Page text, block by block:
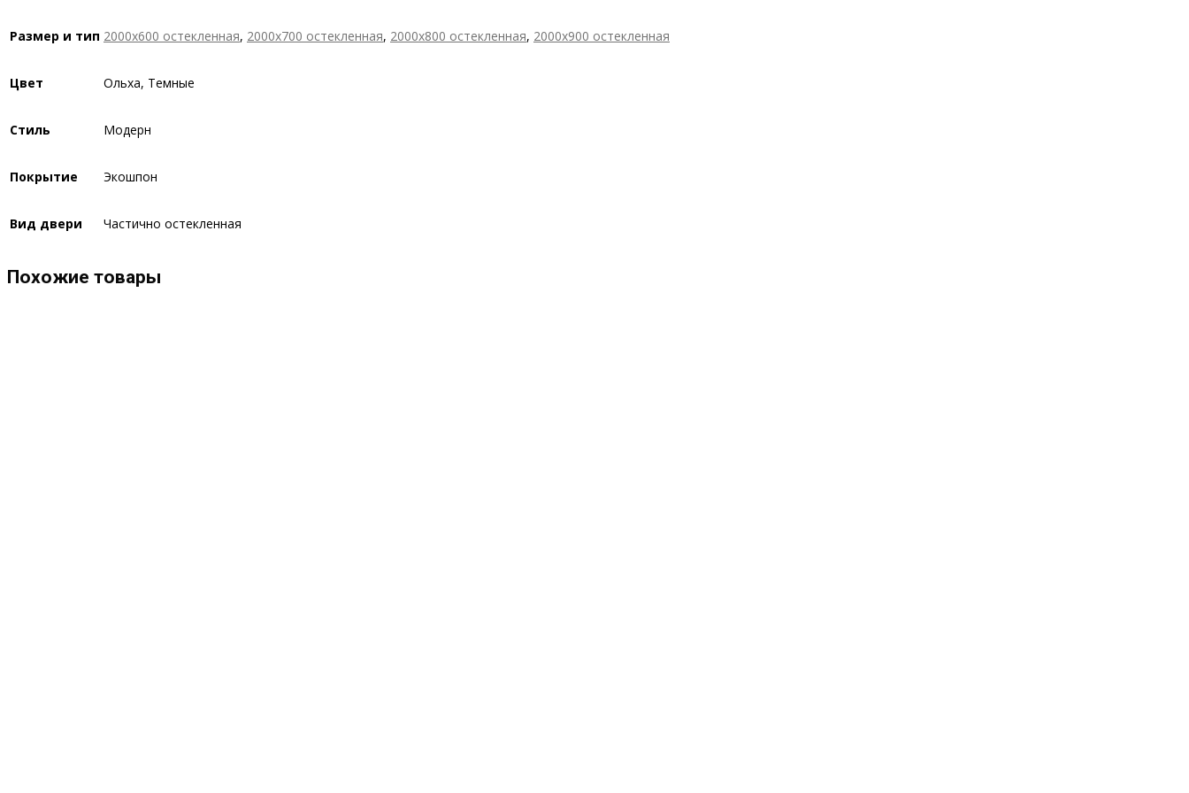
Размер и тип 2000х600 остекленная, 2000х700 остекленная, 2000х800 остекленная, 2000х900 остекленная
Цвет Ольха, Темные
Стиль Модерн
Покрытие Экошпон
Вид двери Частично остекленная
Похожие товары